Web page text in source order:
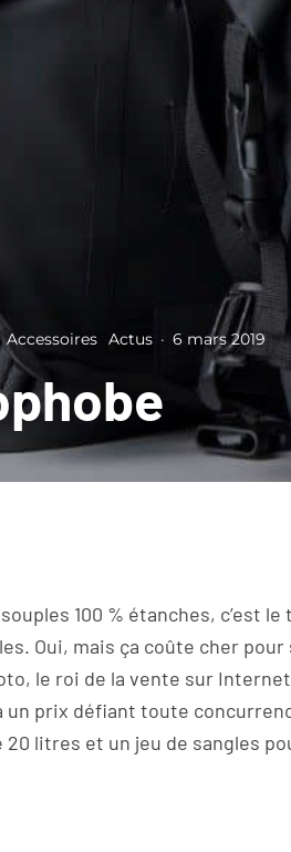
Accessoires Actus · 6 mars 2019
100 % étanches, c’est
Oui, mais ça coûte cher
le roi de la vente sur
un prix défiant toute
litres et un jeu de sangles